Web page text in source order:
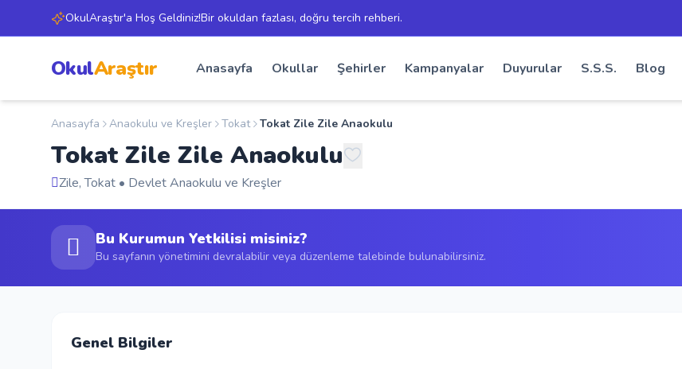
OkulAraştır'a Hoş Geldiniz!Bir okuldan fazlası, doğru tercih rehberi.
OkulAraştır Anasayfa Okullar Şehirler Kampanyalar Duyurular S.S.S. Blog
Anasayfa Anaokulu ve Kreşler Tokat Tokat Zile Zile Anaokulu
Tokat Zile Zile Anaokulu
Zile, Tokat • Devlet Anaokulu ve Kreşler
Bu Kurumun Yetkilisi misiniz?
Bu sayfanın yönetimini devralabilir veya düzenleme talebinde bulunabilirsiniz.
Genel Bilgiler